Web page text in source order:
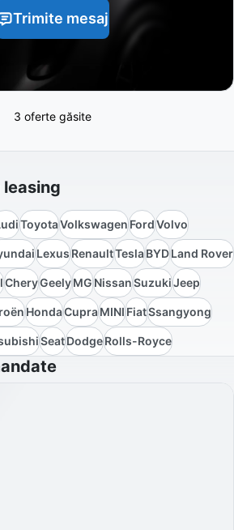
Trimite mesaj
3 oferte găsite
ToyotaVolkswagenFordVolvo
LexusRenaultTeslaBYDLand Rover
CheryGeelyMGNissanSuzukiJeep
HondaCupraMINIFiatSsangyong
SeatDodgeRolls-Royce